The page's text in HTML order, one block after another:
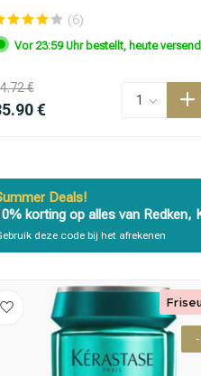
Kategorie
(6)
Vor 23:59 Uhr bestellt, heute
€
€
Deals!
korting op alles van Redken,
deze code bij het afrekenen